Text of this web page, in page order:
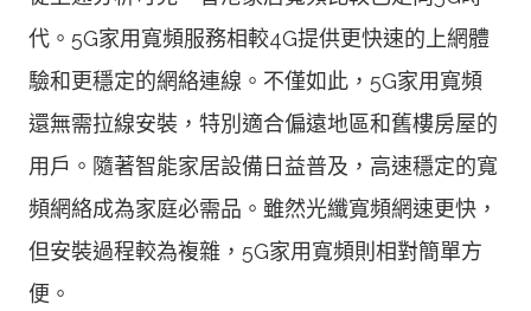
代。5G家用寬頻服務相較4G提供更快速的上網體
驗和更穩定的網絡連線。不僅如此，5G家用寬頻
還無需拉線安裝，特別適合偏遠地區和舊樓房屋的
用戶。隨著智能家居設備日益普及，高速穩定的寬
頻網絡成為家庭必需品。雖然光纖寬頻網速更快，
但安裝過程較為複雜，5G家用寬頻則相對簡單方
便。